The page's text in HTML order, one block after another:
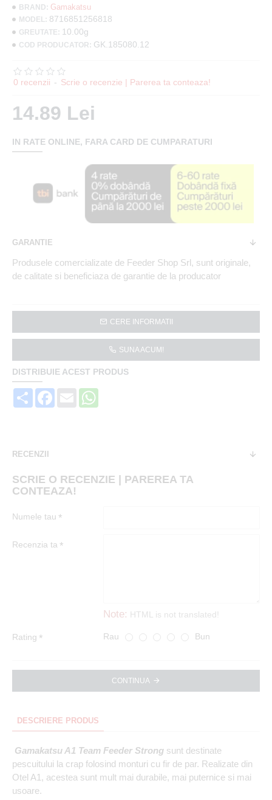
BRAND: Gamakatsu
MODEL: 8716851256818
GREUTATE: 10.00g
COD PRODUCATOR: GK.185080.12
0 recenzii - Scrie o recenzie | Parerea ta conteaza!
14.89 Lei
CERE INFORMATII
SUNA ACUM!
DISTRIBUIE ACEST PRODUS
Share Facebook
Email
IN RATE ONLINE, FARA CARD DE CUMPARATURI
GARANTIE
Produsele comercializate de Feeder Shop Srl, sunt originale,
de calitate si beneficiaza de garantie de la producator
RECENZII
SCRIE O RECENZIE | PAREREA TA
CONTEAZA!
Numele tau
Recenzia ta
Note: HTML is not translated!
Rating Rau Bun
CONTINUA
DESCRIERE PRODUS
Gamakatsu A1 Team Feeder Strong sunt destinate
pescuitului la crap folosind monturi cu fir de par. Realizate din
Otel A1, acestea sunt mult mai durabile, mai puternice si mai
usoare.